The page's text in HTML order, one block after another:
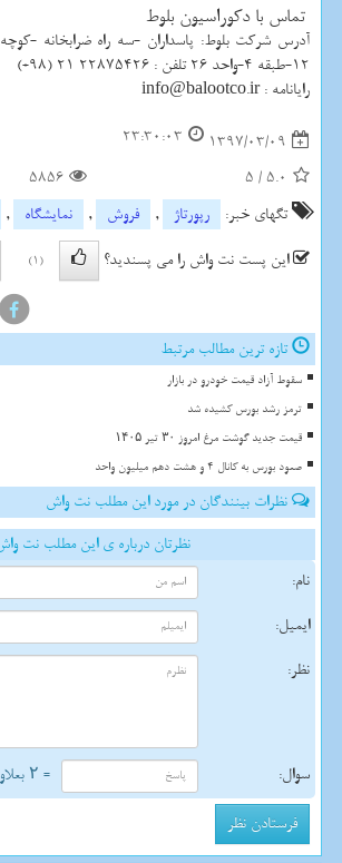
تماس با دکوراسیون بلوط
آدرس شرکت بلوط: پاسداران -سه راه ضرابخانه -
12-طبقه 4-واحد 26 تلفن : 22875426 21 (98+)
رایانامه : info@balootco.ir
1397/03/09
23:30:03
5.0
/
5
5856
تگهای خبر:
رپورتاژ , فروش , نمایشگاه ,
این پست نت واش را می پسندید؟
(1)
تازه ترین مطالب مرتبط
سقوط آزاد قیمت خودرو در بازار
ترمز رشد بورس کشیده شد
قیمت جدید گوشت مرغ امروز ۳۰ تیر ۱۴۰۵
صعود بورس به کانال 4 و هشت دهم میلیون واحد
نظرات بینندگان در مورد این مطلب نت واش
نظرتان درباره ی این مطلب نت
نام:
ایمیل:
نظر:
سوال: = ۲ بعلاوه ۳